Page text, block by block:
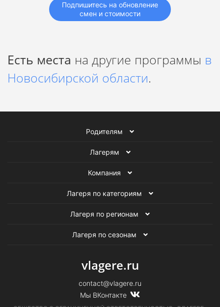
Подпишитесь на обновление
смен и стоимости
Есть места на другие программы в
Новосибирской области.
Родителям
Лагерям
Компания
Лагеря по категориям
Лагеря по регионам
Лагеря по сезонам
vlagere.ru
contact@vlagere.ru
Мы ВКонтакте